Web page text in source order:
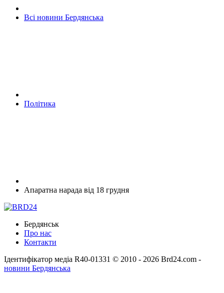
Всі новини Бердянська
Політика
Апаратна нарада від 18 грудня
Бердянськ
Про нас
Контакти
Ідентифікатор медіа R40-01331 © 2010 - 2026 Brd24.com -
новини Бердянська